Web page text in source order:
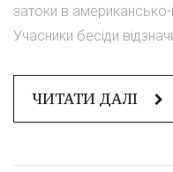
затоки в американсько-
Учасники бесіди
ЧИТАТИ ДАЛІ